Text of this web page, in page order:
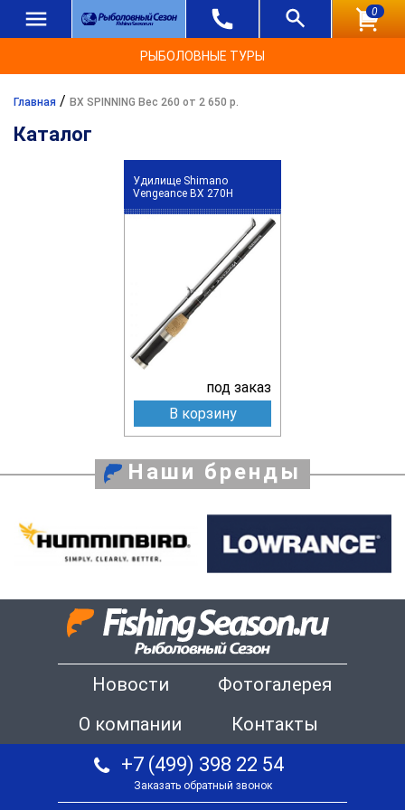
0
РЫБОЛОВНЫЕ ТУРЫ
Главная / BX SPINNING Вес 260 от 2 650 р.
Каталог
Удилище Shimano
Vengeance BX 270H
под заказ
В корзину
Наши бренды
Новости
Фотогалерея
О компании
Контакты
+7 (499) 398 22 54
Заказать обратный звонок